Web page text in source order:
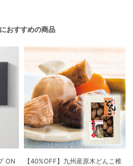
おすすめの商品
ON
【40%OFF】九州産原木どんこ椎